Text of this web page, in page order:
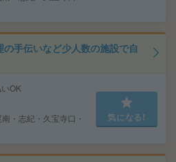
の手伝いなど少人数の施設で自
OK
・志紀・久宝寺口・
気になる!